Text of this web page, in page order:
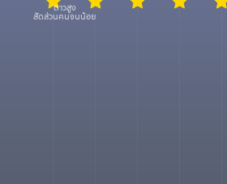
ดาวสูง
สัดส่วนคนจนน้อย